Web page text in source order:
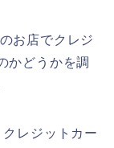
お店でクレジ
かどうかを調
レジットカー